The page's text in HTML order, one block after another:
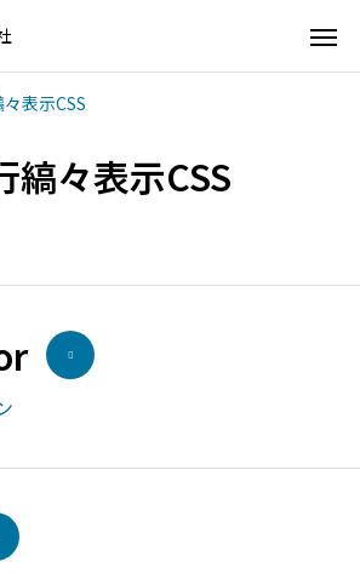
表示CSS
縞々表示CSS